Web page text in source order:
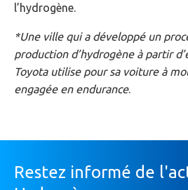
l’hydrogène.
*Une ville qui a développé un
production d’hydrogène à partir
Toyota utilise pour sa voiture à
engagée en endurance.
Restez informé de